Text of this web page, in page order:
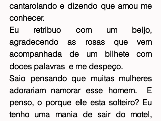
cantarolando e dizendo que amou me
conhecer.
Eu retribuo com um beijo,
agradecendo as rosas que vem
acompanhada de um bilhete com
doces palavras  e me despeço.
Saio pensando que muitas mulheres
adorariam namorar esse homem.  E
penso, o porque ele esta solteiro? Eu
tenho uma mania de sair do motel,